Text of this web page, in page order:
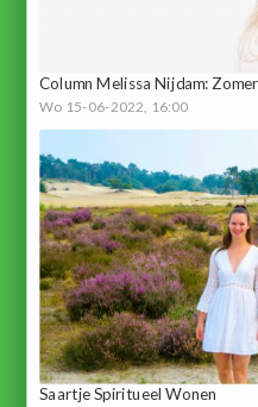
Column Melissa Nijdam: Zomer
Wo 15-06-2022, 16:00
Saartje Spiritueel Wonen